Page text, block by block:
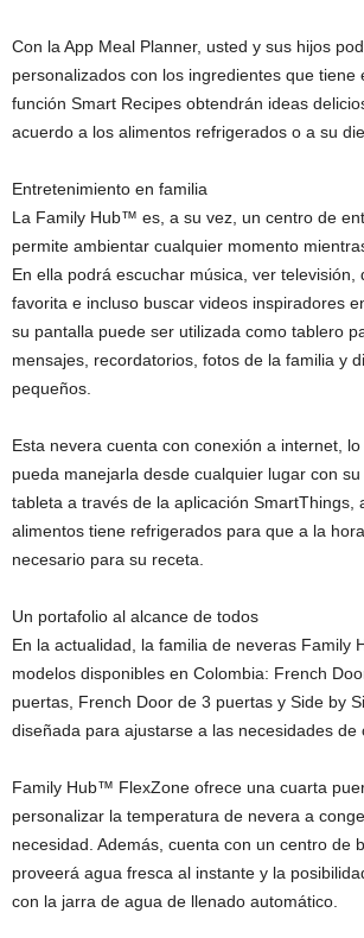
Con la App Meal Planner, usted y sus hijos
personalizados con los ingredientes que tiene
función Smart Recipes obtendrán ideas
acuerdo a los alimentos refrigerados o a su
Entretenimiento en familia
La Family Hub™ es, a su vez, un centro de
permite ambientar cualquier momento
En ella podrá escuchar música, ver televisión,
favorita e incluso buscar videos inspiradores
su pantalla puede ser utilizada como tablero
mensajes, recordatorios, fotos de la familia y
pequeños.
Esta nevera cuenta con conexión a internet,
pueda manejarla desde cualquier lugar con
tableta a través de la aplicación SmartThings,
alimentos tiene refrigerados para que a la
necesario para su receta.
Un portafolio al alcance de todos
En la actualidad, la familia de neveras Family
modelos disponibles en Colombia: French
puertas, French Door de 3 puertas y Side by
diseñada para ajustarse a las necesidades de
Family Hub™ FlexZone ofrece una cuarta
personalizar la temperatura de nevera a
necesidad. Además, cuenta con un centro de
proveerá agua fresca al instante y la
con la jarra de agua de llenado automático.